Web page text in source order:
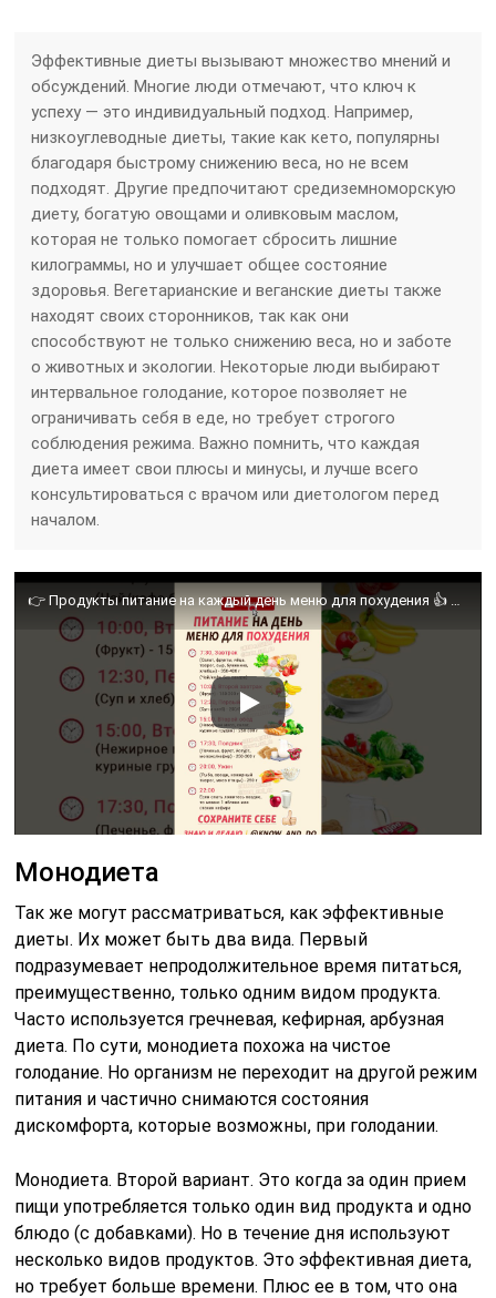
Эффективные диеты вызывают множество мнений и
обсуждений. Многие люди отмечают, что ключ к
успеху — это индивидуальный подход. Например,
низкоуглеводные диеты, такие как кето, популярны
благодаря быстрому снижению веса, но не всем
подходят. Другие предпочитают средиземноморскую
диету, богатую овощами и оливковым маслом,
которая не только помогает сбросить лишние
килограммы, но и улучшает общее состояние
здоровья. Вегетарианские и веганские диеты также
находят своих сторонников, так как они
способствуют не только снижению веса, но и заботе
о животных и экологии. Некоторые люди выбирают
интервальное голодание, которое позволяет не
ограничивать себя в еде, но требует строгого
соблюдения режима. Важно помнить, что каждая
диета имеет свои плюсы и минусы, и лучше всего
консультироваться с врачом или диетологом перед
началом.
Монодиета
Так же могут рассматриваться, как эффективные
диеты. Их может быть два вида. Первый
подразумевает непродолжительное время питаться,
преимущественно, только одним видом продукта.
Часто используется гречневая, кефирная, арбузная
диета. По сути, монодиета похожа на чистое
голодание. Но организм не переходит на другой режим
питания и частично снимаются состояния
дискомфорта, которые возможны, при голодании.
Монодиета. Второй вариант. Это когда за один прием
пищи употребляется только один вид продукта и одно
блюдо (с добавками). Но в течение дня используют
несколько видов продуктов. Это эффективная диета,
но требует больше времени. Плюс ее в том, что она